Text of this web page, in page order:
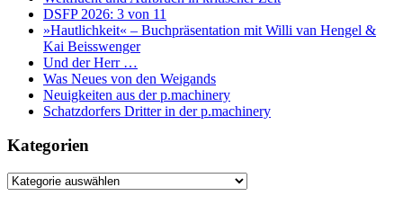
DSFP 2026: 3 von 11
»Hautlichkeit« – Buchpräsentation mit Willi van Hengel &
Kai Beisswenger
Und der Herr …
Was Neues von den Weigands
Neuigkeiten aus der p.machinery
Schatzdorfers Dritter in der p.machinery
Kategorien
Kategorien